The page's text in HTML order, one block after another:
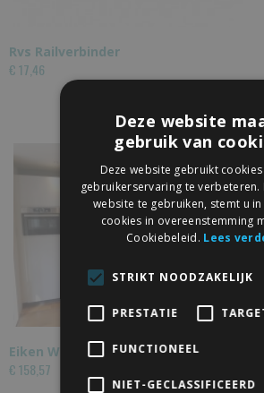
Rvs Railverbinder
€ 17,46
Eiken Wandplank met Dimbare
€ 158,57
Deze website
gebruik van
Deze website gebruikt
gebruikerservaring te verbeteren.
website te gebruiken, stemt u
cookies in overeenstemming
Cookiebeleid. Lees
STRIKT NOODZAKELIJK
PRESTATIE
FUNCTIONEEL
NIET-GECLASSIFICEERD